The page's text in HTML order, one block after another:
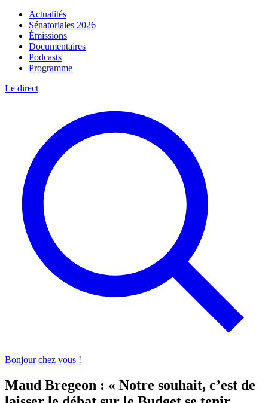
Actualités
Sénatoriales 2026
Émissions
Documentaires
Podcasts
Programme
Le direct
Bonjour chez vous !
Maud Bregeon : « Notre souhait, c’est de